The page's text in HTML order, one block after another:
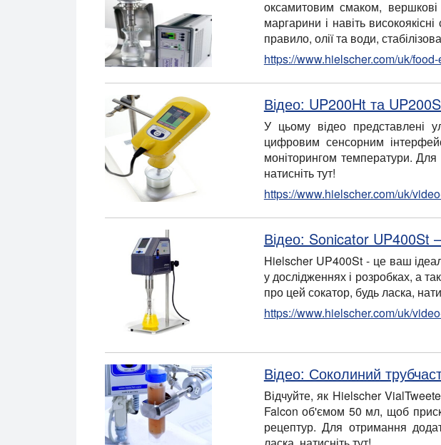
оксамитовим смаком, вершкові
маргарини і навіть
правило, олії та води,
https://www.hielscher.com/uk/
Відео: UP200Ht та
У цьому відео представлені
цифровим сенсорним
моніторингом температури. Для
натисніть тут!
https://www.hielscher.com/uk/
Відео: Sonicator UP400St
Hielscher UP400St - це ваш
у дослідженнях і розробках, а
про цей сокатор, будь ласка,
https://www.hielscher.com/uk/
Відео: Соколиний
Відчуйте, як Hielscher
Falcon об'ємом 50 мл, щоб
рецептур. Для отримання